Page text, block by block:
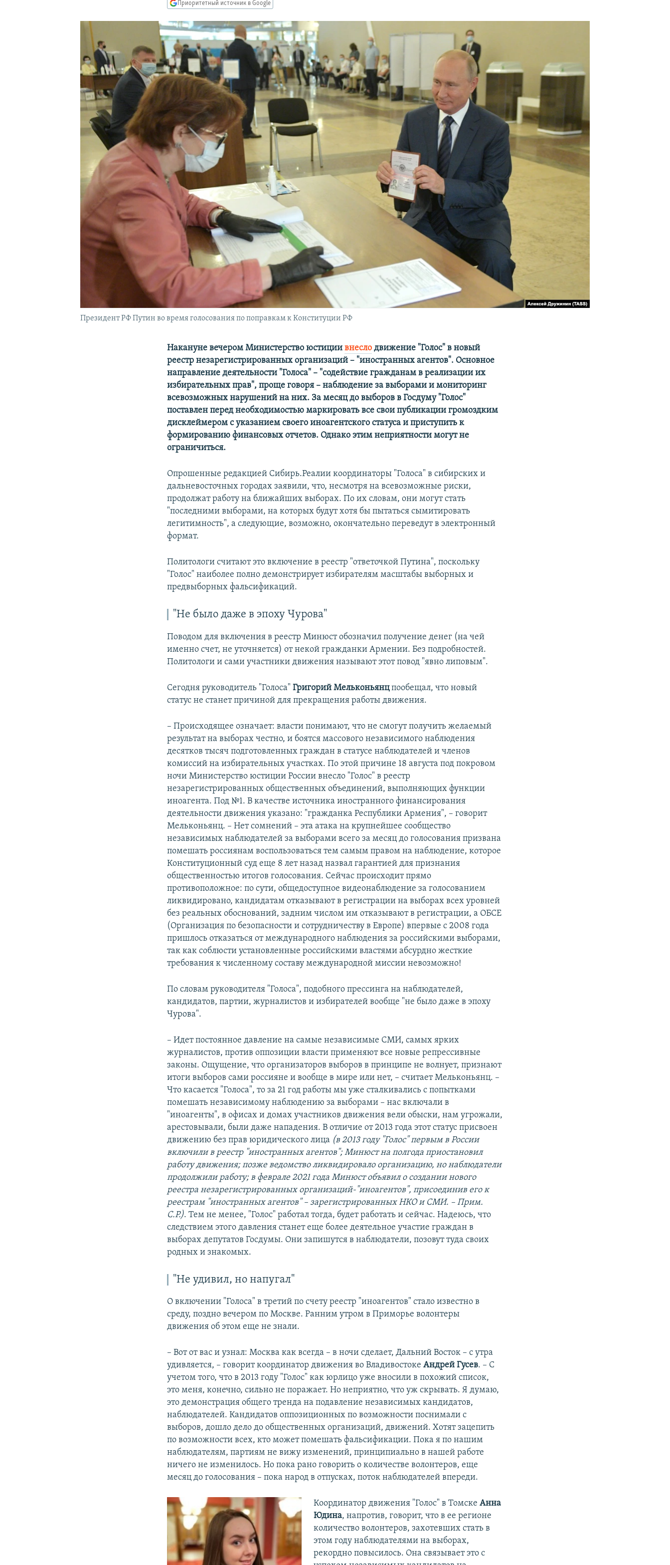
ПОДПИШИТЕСЬ НА РАССЫЛКУ
Приоритетный источник в Google
Президент РФ Путин во время голосования по поправкам к Конституции РФ
Накануне вечером Министерство юстициивнесло движение "Голос" в новый
реестр незарегистрированных организаций – "иностранных агентов". Основное
направление деятельности "Голоса" – "содействие гражданам в реализации их
избирательных прав", проще говоря – наблюдение за выборами и мониторинг
всевозможных нарушений на них. За месяц до выборов в Госдуму "Голос"
поставлен перед необходимостью маркировать все свои публикации громоздким
дисклеймером с указанием своего иноагентского статуса и приступить к
формированию финансовых отчетов. Однако этим неприятности могут не
ограничиться.
Опрошенные редакцией Сибирь.Реалии координаторы "Голоса" в сибирских и
дальневосточных городах заявили, что, несмотря на всевозможные риски,
продолжат работу на ближайших выборах. По их словам, они могут стать
"последними выборами, на которых будут хотя бы пытаться сымитировать
легитимность", а следующие, возможно, окончательно переведут в электронный
формат.
Политологи считают это включение в реестр "ответочкой Путина", поскольку
"Голос" наиболее полно демонстрирует избирателям масштабы выборных и
предвыборных фальсификаций.
"Не было даже в эпоху Чурова"
Поводом для включения в реестр Минюст обозначил получение денег (на чей
именно счет, не уточняется) от некой гражданки Армении. Без подробностей.
Политологи и сами участники движения называют этот повод "явно липовым".
Сегодня руководитель "Голоса"Григорий Мельконьянцпообещал, что новый
статус не станет причиной для прекращения работы движения.
– Происходящее означает: власти понимают, что не смогут получить желаемый
результат на выборах честно, и боятся массового независимого наблюдения
десятков тысяч подготовленных граждан в статусе наблюдателей и членов
комиссий на избирательных участках. По этой причине 18 августа под покровом
ночи Министерство юстиции России внесло "Голос" в реестр
незарегистрированных общественных объединений, выполняющих функции
иноагента. Под №1. В качестве источника иностранного финансирования
деятельности движения указано: "гражданка Республики Армения", – говорит
Мельконьянц. – Нет сомнений – эта атака на крупнейшее сообщество
независимых наблюдателей за выборами всего за месяц до голосования призвана
помешать россиянам воспользоваться тем самым правом на наблюдение, которое
Конституционный суд еще 8 лет назад назвал гарантией для признания
общественностью итогов голосования. Сейчас происходит прямо
противоположное: по сути, общедоступное видеонаблюдение за голосованием
ликвидировано, кандидатам отказывают в регистрации на выборах всех уровней
без реальных обоснований, задним числом им отказывают в регистрации, а ОБСЕ
(Организация по безопасности и сотрудничеству в Европе) впервые с 2008 года
пришлось отказаться от международного наблюдения за российскими выборами,
так как соблюсти установленные российскими властями абсурдно жесткие
требования к численному составу международной миссии невозможно!
По словам руководителя "Голоса", подобного прессинга на наблюдателей,
кандидатов, партии, журналистов и избирателей вообще "не было даже в эпоху
Чурова".
– Идет постоянное давление на самые независимые СМИ, самых ярких
журналистов, против оппозиции власти применяют все новые репрессивные
законы. Ощущение, что организаторов выборов в принципе не волнует, признают
итоги выборов сами россияне и вообще в мире или нет, – считает Мельконьянц. –
Что касается "Голоса", то за 21 год работы мы уже сталкивались с попытками
помешать независимому наблюдению за выборами – нас включали в
"иноагенты", в офисах и домах участников движения вели обыски, нам угрожали,
арестовывали, были даже нападения. В отличие от 2013 года этот статус присвоен
движению без прав юридического лица (в 2013 году "Голос" первым в России
включили в реестр "иностранных агентов"; Минюст на полгода приостановил
работу движения; позже ведомство ликвидировало организацию, но наблюдатели
продолжили работу; в феврале 2021 года Минюст объявил о создании нового
реестра незарегистрированных организаций-"иноагентов", присоединив его к
реестрам "иностранных агентов" – зарегистрированных НКО и СМИ. – Прим.
С.Р.). Тем не менее, "Голос" работал тогда, будет работать и сейчас. Надеюсь, что
следствием этого давления станет еще более деятельное участие граждан в
выборах депутатов Госдумы. Они запишутся в наблюдатели, позовут туда своих
родных и знакомых.
"Не удивил, но напугал"
О включении "Голоса" в третий по счету реестр "иноагентов" стало известно в
среду, поздно вечером по Москве. Ранним утром в Приморье волонтеры
движения об этом еще не знали.
– Вот от вас и узнал: Москва как всегда – в ночи сделает, Дальний Восток – с утра
удивляется, – говорит координатор движения во ВладивостокеАндрей Гусев. – С
учетом того, что в 2013 году "Голос" как юрлицо уже вносили в похожий список,
это меня, конечно, сильно не поражает. Но неприятно, что уж скрывать. Я думаю,
это демонстрация общего тренда на подавление независимых кандидатов,
наблюдателей. Кандидатов оппозиционных по возможности поснимали с
выборов, дошло дело до общественных организаций, движений. Хотят зацепить
по возможности всех, кто может помешать фальсификации. Пока я по нашим
наблюдателям, партиям не вижу изменений, принципиально в нашей работе
ничего не изменилось. Но пока рано говорить о количестве волонтеров, еще
месяц до голосования – пока народ в отпусках, поток наблюдателей впереди.
Координатор движения "Голос" в Томске Анна
Юдина, напротив, говорит, что в ее регионе
количество волонтеров, захотевших стать в
этом году наблюдателями на выборах,
рекордно повысилось. Она связывает это с